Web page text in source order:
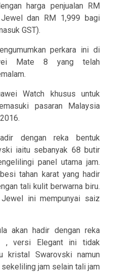
harga penjualan RM
dan RM 1,999 bagi
GST).
perkara ini di
Mate 8 yang telah
Watch khusus untuk
pasaran Malaysia
dengan reka bentuk
iaitu sebanyak 68 butir
panel utama jam.
tahan karat yang hadir
tali kulit berwarna biru.
ini mempunyai saiz
akan hadir dengan reka
, versi Elegant ini tidak
kristal Swarovski namun
jam selain tali jam